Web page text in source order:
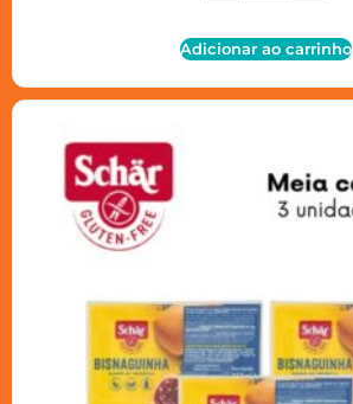
Adicionar ao carrinho